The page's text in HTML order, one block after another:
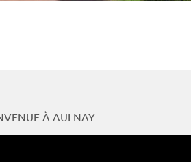
À AULNAY